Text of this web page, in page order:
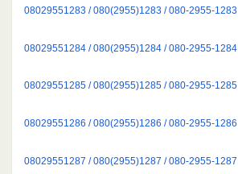
08029551283 / 080(2955)1283 / 080-2955-1283
08029551284 / 080(2955)1284 / 080-2955-1284
08029551285 / 080(2955)1285 / 080-2955-1285
08029551286 / 080(2955)1286 / 080-2955-1286
08029551287 / 080(2955)1287 / 080-2955-1287